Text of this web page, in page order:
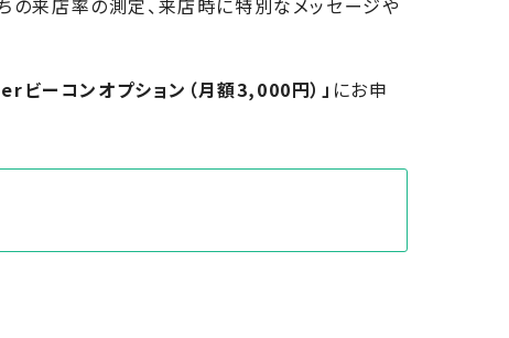
来店率の測定、来店時に特別なメッセージや
ビーコンオプション（月額3,000円）」 にお申